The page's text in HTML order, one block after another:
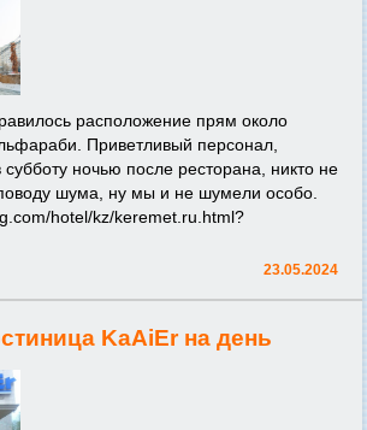
расположение прям около
Приветливый персонал,
субботу ночью после ресторана, никто не
шума, ну мы и не шумели особо.
hotel/kz/keremet.ru.html?
23.05.2024
KaAiEr на день